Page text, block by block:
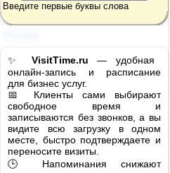
Введите первые буквы слова
✨ VisitTime.ru — удобная
онлайн-запись и расписание
для бизнес услуг.
📅 Клиенты сами выбирают
свободное время и
записываются без звонков, а вы
видите всю загрузку в одном
месте, быстро подтверждаете и
переносите визиты.
🕒 Напоминания снижают